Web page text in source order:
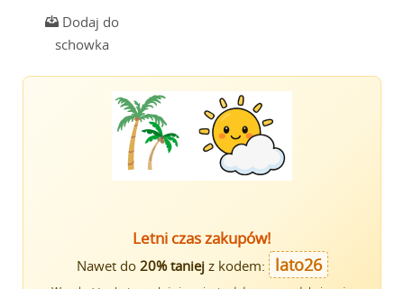
Dodaj do
schowka
Letni czas zakupów!
Nawet do 20% taniejz kodem: lato26